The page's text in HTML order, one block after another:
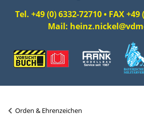
Tel. +49 (0) 6332-72710 • FAX +49
Mail:
Orden & Ehrenzeichen